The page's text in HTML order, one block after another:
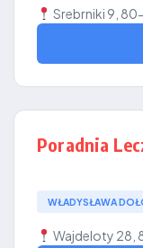
Srebrniki 9,
Poradnia
WŁADYSŁAWA
Wajdeloty 28,